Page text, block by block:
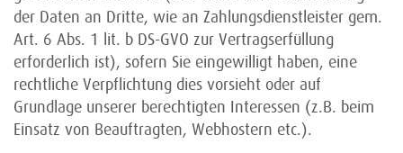
der Daten an Dritte, wie an Zahlungsdienstleister gem.
Art. 6 Abs. 1 lit. b DS-GVO zur Vertragserfüllung
erforderlich ist), sofern Sie eingewilligt haben, eine
rechtliche Verpflichtung dies vorsieht oder auf
Grundlage unserer berechtigten Interessen (z.B. beim
Einsatz von Beauftragten, Webhostern etc.).